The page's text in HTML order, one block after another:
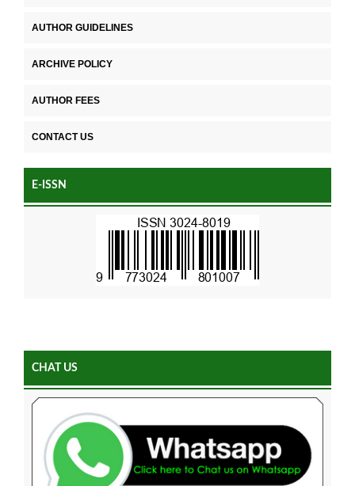
AUTHOR GUIDELINES
ARCHIVE POLICY
AUTHOR FEES
CONTACT US
E-ISSN
CHAT US